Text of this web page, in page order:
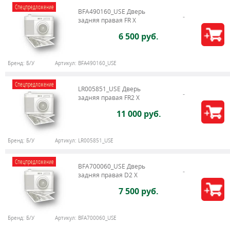
Спецпредложение
BFA490160_USE Дверь
задняя правая FR X
6 500 руб.
Бренд: Б/У Артикул: BFA490160_USE
Спецпредложение
LR005851_USE Дверь
задняя правая FR2 X
11 000 руб.
Бренд: Б/У Артикул: LR005851_USE
Спецпредложение
BFA700060_USE Дверь
задняя правая D2 X
7 500 руб.
Бренд: Б/У Артикул: BFA700060_USE